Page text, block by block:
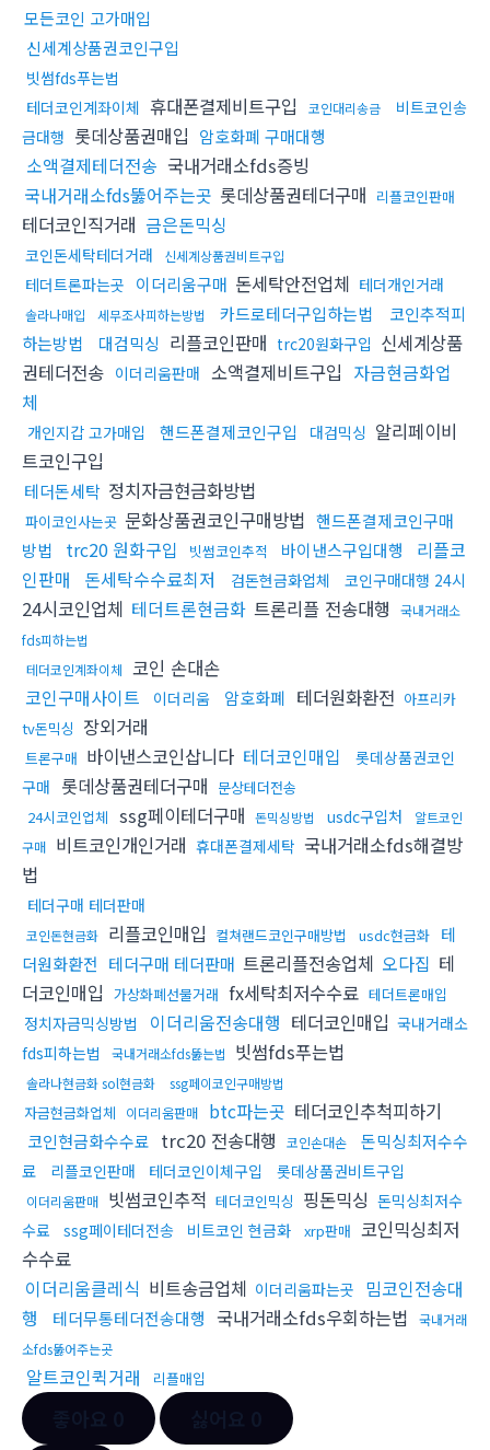
모든코인 고가매입
신세계상품권코인구입
빗썸fds푸는법
테더코인계좌이체 휴대폰결제비트구입 코인대리송금
비트코인송
금대행 롯데상품권매입 암호화폐 구매대행
소액결제테더전송 국내거래소fds증빙
국내거래소fds뚫어주는곳 롯데상품권테더구매 리플코인판매
테더코인직거래 금은돈믹싱
코인돈세탁테더거래 신세계상품권비트구입
테더트론파는곳 이더리움구매 돈세탁안전업체 테더개인거래
솔라나매입 세무조사피하는방법 카드로테더구입하는법
코인추적피
하는방법
대검믹싱 리플코인판매 trc20원화구입 신세계상품
권테더전송 이더리움판매 소액결제비트구입 자금현금화업
체
개인지갑 고가매입 핸드폰결제코인구입 대검믹싱 알리페이비
트코인구입
테더돈세탁 정치자금현금화방법
파이코인사는곳 문화상품권코인구매방법 핸드폰결제코인구매
방법
trc20 원화구입 빗썸코인추적 바이낸스구입대행
리플코
인판매
돈세탁수수료최저 검돈현금화업체 코인구매대행 24시
24시코인업체 테더트론현금화 트론리플 전송대행
국내거래소
fds피하는법
테더코인계좌이체 코인 손대손
코인구매사이트
이더리움 암호화폐 테더원화환전 아프리카
tv돈믹싱 장외거래
트론구매 바이낸스코인삽니다 테더코인매입
롯데상품권코인
구매 롯데상품권테더구매 문상테더전송
24시코인업체 ssg페이테더구매 돈믹싱방법 usdc구입처
알트코인
구매 비트코인개인거래 휴대폰결제세탁 국내거래소fds해결방
법
테더구매 테더판매
코인돈현금화 리플코인매입 컬쳐랜드코인구매방법 usdc현금화 테
더원화환전 테더구매 테더판매 트론리플전송업체 오다집 테
더코인매입 가상화폐선물거래 fx세탁최저수수료 테더트론매입
정치자금믹싱방법 이더리움전송대행 테더코인매입 국내거래소
fds피하는법
국내거래소fds뚫는법 빗썸fds푸는법
솔라나현금화 sol현금화 ssg페이코인구매방법
자금현금화업체 이더리움판매 btc파는곳 테더코인추척피하기
코인현금화수수료 trc20 전송대행 코인손대손
돈믹싱최저수수
료
리플코인판매 테더코인이체구입 롯데상품권비트구입
이더리움판매 빗썸코인추적 테더코인믹싱 핑돈믹싱 돈믹싱최저수
수료
ssg페이테더전송 비트코인 현금화 xrp판매 코인믹싱최저
수수료
이더리움클레식 비트송금업체 이더리움파는곳 밈코인전송대
행
테더무통테더전송대행 국내거래소fds우회하는법
국내거래
소fds뚫어주는곳
알트코인퀵거래 리플매입